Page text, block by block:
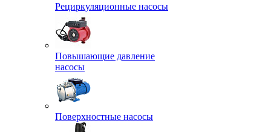
Рециркуляционные насосы
Повышающие давление
насосы
Поверхностные насосы